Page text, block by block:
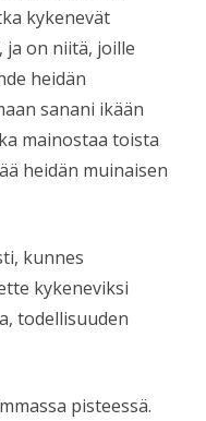
kykenevät
ja on niitä, joille
heidän
sanani ikään
mainostaa toista
heidän muinaisen
kunnes
kykeneviksi
todellisuuden
pisteessä.